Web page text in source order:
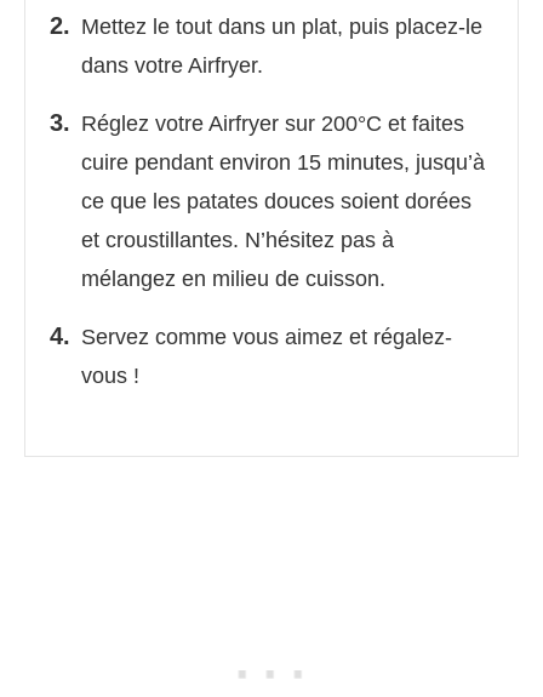
Mettez le tout dans un plat, puis placez-le
dans votre Airfryer.
Réglez votre Airfryer sur 200°C et faites
cuire pendant environ 15 minutes, jusqu’à
ce que les patates douces soient dorées
et croustillantes. N’hésitez pas à
mélangez en milieu de cuisson.
Servez comme vous aimez et régalez-
vous !